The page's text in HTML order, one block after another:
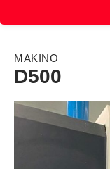
MAKINO
D500